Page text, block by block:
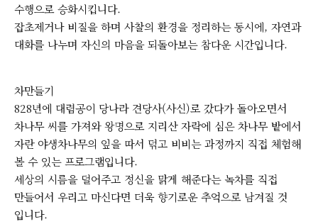
수행으로 승화시킵니다.
잡초제거나 비질을 하며 사찰의 환경을 정리하는 동시에, 자연과
대화를 나누며 자신의 마음을 되돌아보는 참다운 시간입니다.
차만들기
828년에 대렴공이 당나라 견당사(사신)로 갔다가 돌아오면서
차나무 씨를 가져와 왕명으로 지리산 자락에 심은 차나무 밭에서
자란 야생차나무의 잎을 따서 덖고 비비는 과정까지 직접 체험해
볼 수 있는 프로그램입니다.
세상의 시름을 덜어주고 정신을 맑게 해준다는 녹차를 직접
만들어서 우리고 마신다면 더욱 향기로운 추억으로 남겨질 것
입니다.